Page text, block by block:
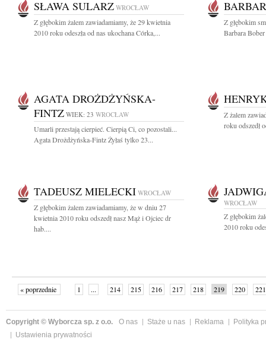
SŁAWA SULARZ WROCŁAW
Z głębokim żalem zawiadamiamy, że 29 kwietnia
2010 roku odeszła od nas ukochana Córka,...
Z głębokim
Barbara
AGATA DROŻDŻYŃSKA-
FINTZ WIEK: 23 WROCŁAW
Umarli przestają cierpieć. Cierpią Ci, co pozostali...
Agata Drożdżyńska-Fintz Żyłaś tylko 23...
Z żalem
roku odszedł
TADEUSZ MIELECKI WROCŁAW
Z głębokim żalem zawiadamiamy, że w dniu 27
kwietnia 2010 roku odszedł nasz Mąż i Ojciec dr
hab....
WROCŁAW
Z głębokim
2010 roku
« poprzednie 1 ... 214 215 216 217 218 219 220
221
Copyright © Wyborcza sp. z o.o. O nas Staże u nas Reklama
Polityka
Ustawienia prywatności